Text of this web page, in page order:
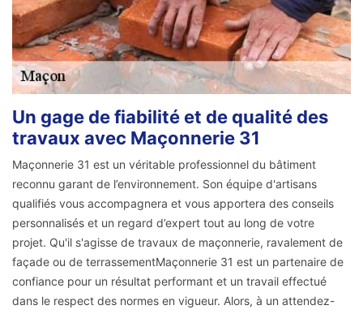
Un gage de fiabilité et de qualité des
travaux avec Maçonnerie 31
Maçonnerie 31 est un véritable professionnel du bâtiment
reconnu garant de l’environnement. Son équipe d'artisans
qualifiés vous accompagnera et vous apportera des conseils
personnalisés et un regard d’expert tout au long de votre
projet. Qu'il s'agisse de travaux de maçonnerie, ravalement de
façade ou de terrassementMaçonnerie 31 est un partenaire de
confiance pour un résultat performant et un travail effectué
dans le respect des normes en vigueur. Alors, à un attendez-